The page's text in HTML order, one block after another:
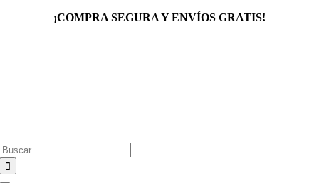
¡COMPRA SEGURA Y ENVÍOS GRATIS!